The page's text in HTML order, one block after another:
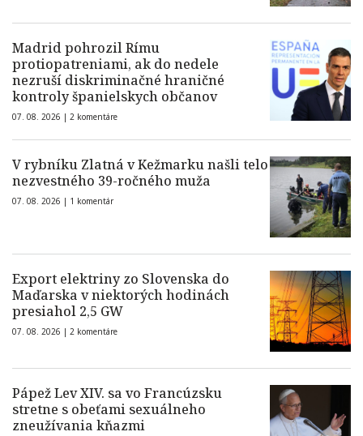
Madrid pohrozil Rímu
protiopatreniami, ak do nedele
nezruší diskriminačné hraničné
kontroly španielskych občanov
07. 08. 2026 | 2 komentáre
V rybníku Zlatná v Kežmarku našli telo
nezvestného 39-ročného muža
07. 08. 2026 | 1 komentár
Export elektriny zo Slovenska do
Maďarska v niektorých hodinách
presiahol 2,5 GW
07. 08. 2026 | 2 komentáre
Pápež Lev XIV. sa vo Francúzsku
stretne s obeťami sexuálneho
zneužívania kňazmi